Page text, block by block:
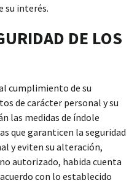
su interés.
DE LOS
cumplimiento de su
de carácter personal y su
las medidas de índole
que garanticen la seguridad
y eviten su alteración,
autorizado, habida cuenta
con lo establecido